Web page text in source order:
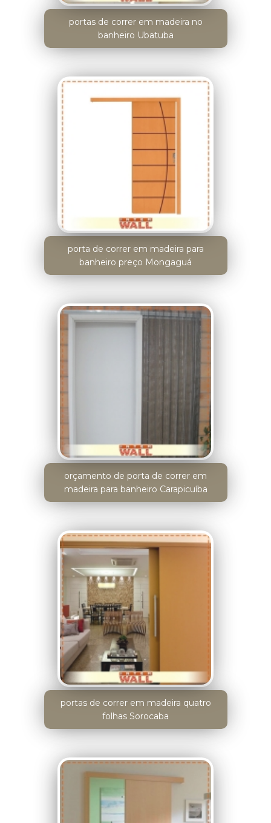
portas de correr em madeira no
banheiro Ubatuba
porta de correr em madeira para
banheiro preço Mongaguá
orçamento de porta de correr em
madeira para banheiro Carapicuíba
portas de correr em madeira quatro
folhas Sorocaba